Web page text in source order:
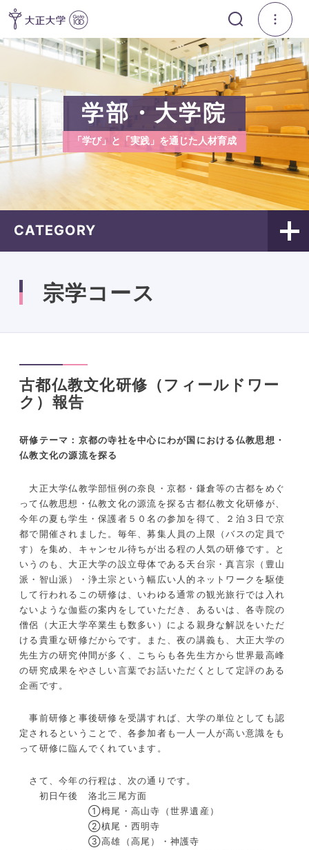
学部・大学院
「学び」と「実践」を通じた人材育成
CATEGORY
宗学コース
古都仏教文化研修（フィールドワー
ク）報告
研修テーマ：京都の寺社を中心にわが国における仏教思想・
仏教文化の源流を探る
大正大学仏教学部恒例の奈良・京都・鎌倉等の古都をめぐ
って仏教思想・仏教文化の源流を探る古都仏教文化研修が、
今年の夏も学生・保護者５０名の参加を得て、２泊３日で京
都で開催されました。毎年、募集人員の上限（バスの定員で
す）を集め、キャンセル待ちが出る程の人気の研修です。と
いうのも、大正大学の設立母体である天台宗・真言宗（豊山
派・智山派）・浄土宗という幅広い人的ネットワークを駆使
して行われるこの研修は、いわゆる通常の観光旅行では入れ
ないような伽藍の案内をしていただき、あるいは、各寺院の
僧侶（大正大学卒業生も数多い）による親身な解説をいただ
ける貴重な研修だからです。また、夜の講義も、大正大学の
先生方の研究仲間が多く、こちらも各先生方から世界最高峰
の研究成果をやさしい言葉でお話いただくとして定評のある
企画です。
事前研修と事後研修を受講すれば、大学の単位としても認
定されるということで、各参加者も一人一人が高い意識をも
って研修に臨んでくれています。
さて、今年の行程は、次の通りです。
初日午後 洛北三尾方面
①栂尾・高山寺（世界遺産）
②槙尾・西明寺
③高雄（高尾）・神護寺